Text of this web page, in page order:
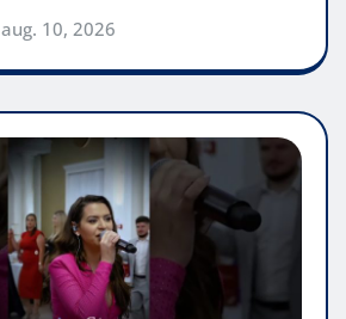
aug. 10, 2026